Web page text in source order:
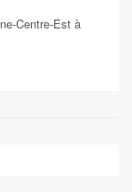
Centre-Est à